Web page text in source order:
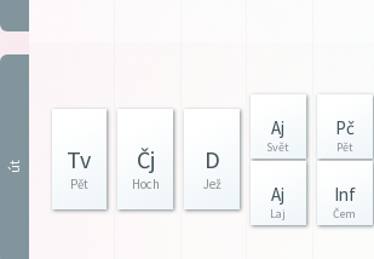
út Tv
Pět
Čj
Hoch
D
Jež
Aj
Svět
Aj
Laj
Pč
Pět
Inf
Čem